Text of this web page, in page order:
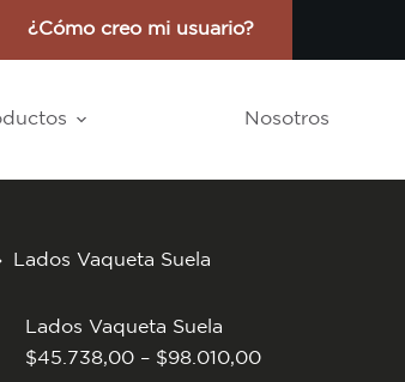
¿Cómo creo mi usuario?
Nosotros
Lados Vaqueta Suela
Lados Vaqueta Suela
$45.738,00 – $98.010,00Rango